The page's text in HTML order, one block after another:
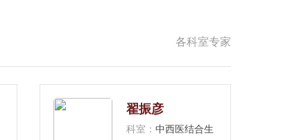
各科室专家
翟振彦
科室： 中西医结合生殖中心